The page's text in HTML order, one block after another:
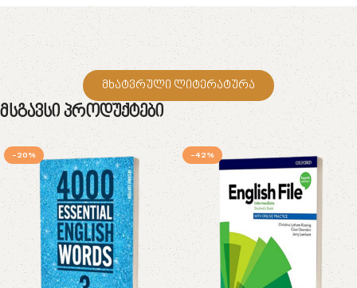
მხატვრული ლიტერატურა
Მსგავსი Პროდუქტები
-20% -42%